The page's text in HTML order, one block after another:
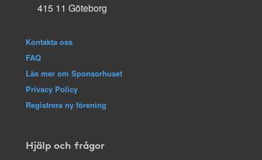
415 11 Göteborg
Kontakta oss
FAQ
Läs mer om Sponsorhuset
Privacy Policy
Registrera ny förening
Hjälp och frågor